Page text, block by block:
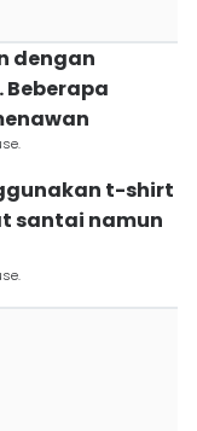
dengan
t-shirt
santai namun